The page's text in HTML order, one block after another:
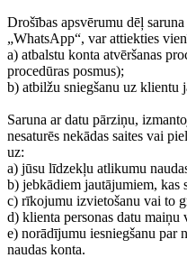
Drošības apsvērumu dēļ
„WhatsApp“, var attiekties
a) atbalstu konta atvēršanas
procedūras posmus);
b) atbilžu sniegšanu uz
Saruna ar datu pārziņu,
nesaturēs nekādas saites vai
uz:
a) jūsu līdzekļu atlikumu
b) jebkādiem jautājumiem,
c) rīkojumu izvietošanu vai to
d) klienta personas datu maiņu
e) norādījumu iesniegšanu par
naudas konta.